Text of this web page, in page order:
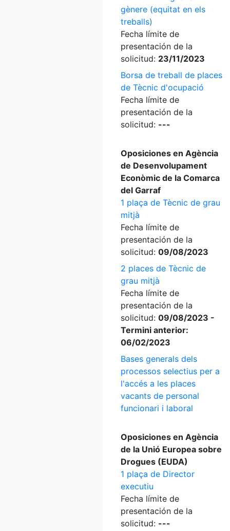
gènere (equitat en els
treballs)
Fecha límite de
presentación de la
solicitud: 23/11/2023
Borsa de treball de places
de Tècnic d'ocupació
Fecha límite de
presentación de la
solicitud: ---
Oposiciones en Agència
de Desenvolupament
Econòmic de la Comarca
del Garraf
1 plaça de Tècnic de grau
mitjà
Fecha límite de
presentación de la
solicitud: 09/08/2023
2 places de Tècnic de
grau mitjà
Fecha límite de
presentación de la
solicitud: 09/08/2023 -
Termini anterior:
06/02/2023
Bases generals dels
processos selectius per a
l'accés a les places
vacants de personal
funcionari i laboral
Oposiciones en Agència
de la Unió Europea sobre
Drogues (EUDA)
1 plaça de Director
executiu
Fecha límite de
presentación de la
solicitud: ---